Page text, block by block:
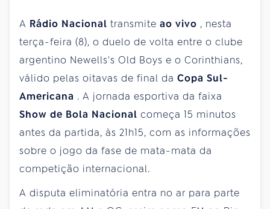
A Rádio Nacional transmite ao vivo , nesta
terça-feira (8), o duelo de volta entre o clube
argentino Newells's Old Boys e o Corinthians,
válido pelas oitavas de final da Copa Sul-
Americana . A jornada esportiva da faixa
Show de Bola Nacional começa 15 minutos
antes da partida, às 21h15, com as informações
sobre o jogo da fase de mata-mata da
competição internacional.
A disputa eliminatória entra no ar para parte